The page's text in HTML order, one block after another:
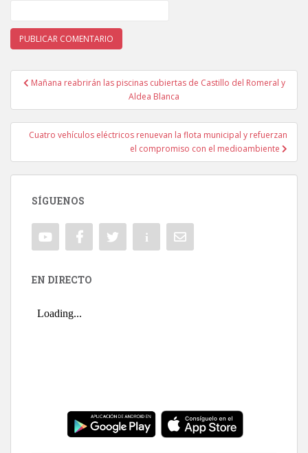
Navegación de entradas
Mañana reabrirán las piscinas cubiertas de Castillo del Romeral y
Aldea Blanca
Cuatro vehículos eléctricos renuevan la flota municipal y refuerzan
el compromiso con el medioambiente
SÍGUENOS
EN DIRECTO